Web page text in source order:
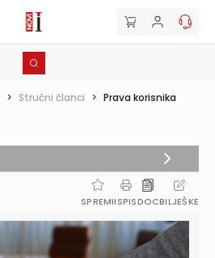
> Stručni članci > Prava korisnika
SPREMIISPISDOCBILJEŠKE